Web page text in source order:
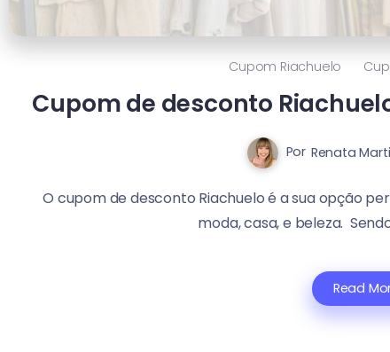
Cupom Riachuelo
Cupom de desconto
Por Renata
O cupom de desconto Riachuelo é a sua opção
moda, casa, e beleza.
Read